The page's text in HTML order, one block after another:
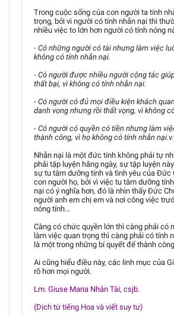
Trong cuộc sống của con người ta tính
trọng, bởi vì người có tính nhẫn nại thì
nhiều việc to lớn hơn người có tính nóng
- Có những người có tài nhưng làm việc
không có tính nhẫn nại.
- Có người được nhiều người cộng tác
thất bại, vì không có tính nhẫn nại.
- Có người có đủ mọi điều kiện khách
danh vọng nhưng rồi thất vọng, vì không
- Có người có quyền có tiền nhưng làm
thành công, vì họ không có tính nhẫn
Nhẫn nại là một đức tính không phải tự
phải tập luyện hằng ngày, sự tập luyện
sự tu tâm dưỡng tính và tình yêu của Đức
con người họ, bởi vì việc tu tâm dưỡng
nại có ý nghĩa hơn, đó là nhìn thấy Đức
người anh em chị em và nơi công việc
nóng tính…
Càng có chức quyền lớn thì càng phải có
làm việc quan trọng thì càng phải có tính
là một trong những bí quyết để thành
Ai cũng hiểu điều này, các linh mục của
rõ hơn mọi người.
Lm. Giuse Maria Nhân Tài, csjb.
(Dịch từ tiếng Hoa và viết suy tư)